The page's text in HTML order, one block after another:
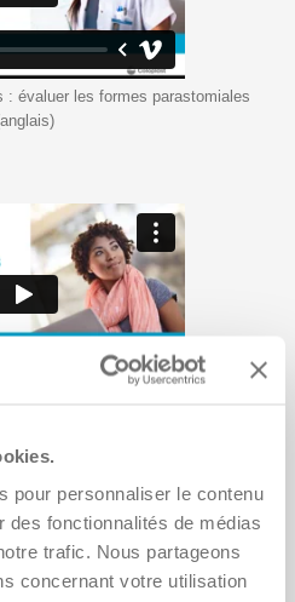
pour personnaliser le contenu
des fonctionnalités de médias
trafic. Nous partageons
concernant votre utilisation
: évaluer les formes parastomiales